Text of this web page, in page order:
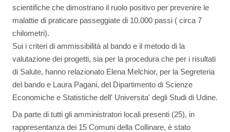
scientifiche che dimostrano il ruolo positivo per prevenire le
malattie di praticare passeggiate di 10.000 passi ( circa 7
chilometri).
Sui i criteri di ammissibilità al bando e il metodo di la
valutazione dei progetti, sia per la procedura che per i risultati
di Salute, hanno relazionato Elena Melchior, per la Segreteria
del bando e Laura Pagani, del Dipartimento di Scienze
Economiche e Statistiche dell' Universita' degli Studi di Udine.
Da parte di tutti gli amministratori locali presenti (25), in
rappresentanza dei 15 Comuni della Collinare, è stato